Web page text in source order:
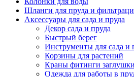
Шланги для пруда и
Аксессуары для сада и пруда
Декор сада и пруда
Быстрый берег
Инструменты для сада и
Корзины для растений
Краны фитинги заглушки
Одежда для работы в